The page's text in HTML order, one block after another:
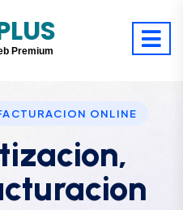
tu éxito
Premium
ONLINE